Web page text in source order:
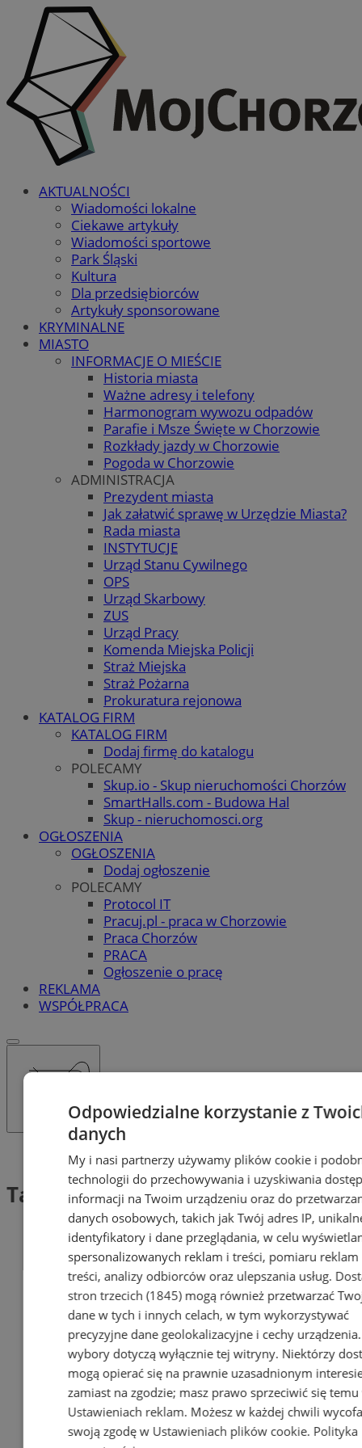
AKTUALNOŚCI
Wiadomości lokalne
Ciekawe artykuły
Wiadomości sportowe
Park Śląski
Kultura
Dla przedsiębiorców
Artykuły sponsorowane
KRYMINALNE
MIASTO
INFORMACJE O MIEŚCIE
Historia miasta
Ważne adresy i telefony
Harmonogram wywozu odpadów
Parafie i Msze Święte w Chorzowie
Rozkłady jazdy w Chorzowie
Pogoda w Chorzowie
ADMINISTRACJA
Prezydent miasta
Jak załatwić sprawę w Urzędzie Miasta?
Rada miasta
INSTYTUCJE
Urząd Stanu Cywilnego
OPS
Urząd Skarbowy
ZUS
Urząd Pracy
Komenda Miejska Policji
Straż Miejska
Straż Pożarna
Prokuratura rejonowa
KATALOG FIRM
KATALOG FIRM
Dodaj firmę do katalogu
POLECAMY
Skup.io - Skup nieruchomości Chorzów
SmartHalls.com - Budowa Hal
Skup - nieruchomosci.org
OGŁOSZENIA
OGŁOSZENIA
Dodaj ogłoszenie
POLECAMY
Protocol IT
Pracuj.pl - praca w Chorzowie
Praca Chorzów
PRACA
Ogłoszenie o pracę
REKLAMA
WSPÓŁPRACA
Tag: Targi Pracy i Edukacji 2026
Targi Pracy i Edukacji 2026 (1)
Odpowiedzialne korzystanie z
danych
My i nasi partnerzy używamy plików cookie i
technologii do przechowywania i uzyskiwania
informacji na Twoim urządzeniu oraz do
danych osobowych, takich jak Twój adres IP,
identyfikatory i dane przeglądania, w celu
spersonalizowanych reklam i treści, pomiaru reklam
treści, analizy odbiorców oraz ulepszania usług.
stron trzecich (1845)mogą również przetwarzać
dane w tych i innych celach, w tym wykorzystywać
precyzyjne dane geolokalizacyjne i cechy
wybory dotyczą wyłącznie tej witryny. Niektórzy
mogą opierać się na prawnie uzasadnionym
zamiast na zgodzie; masz prawo sprzeciwić się temu
Ustawieniach reklam. Możesz w każdej chwili
swoją zgodę w Ustawieniach plików cookie. Polityka